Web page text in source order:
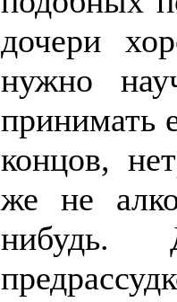
дочери
нужно
принимать
концов,
же не
нибудь.